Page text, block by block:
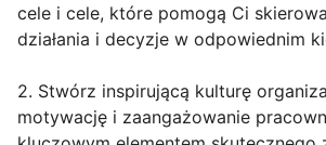
cele i cele, które pomogą Ci
działania i decyzje w odpowiednim
2. Stwórz inspirującą kulturę
motywację i zaangażowanie